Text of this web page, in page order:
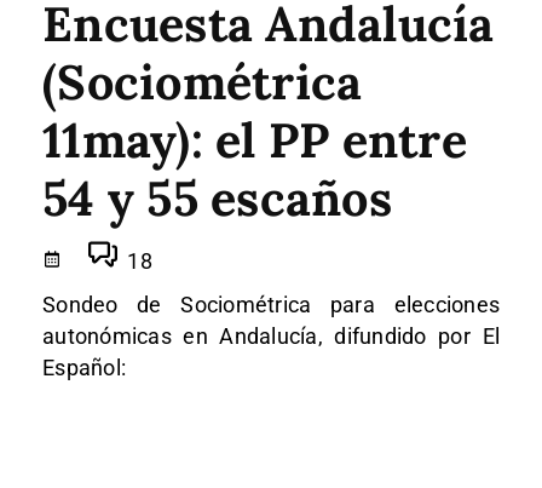
Encuesta Andalucía
(Sociométrica
11may): el PP entre
54 y 55 escaños
18
Sondeo de Sociométrica para elecciones
autonómicas en Andalucía, difundido por El
Español: